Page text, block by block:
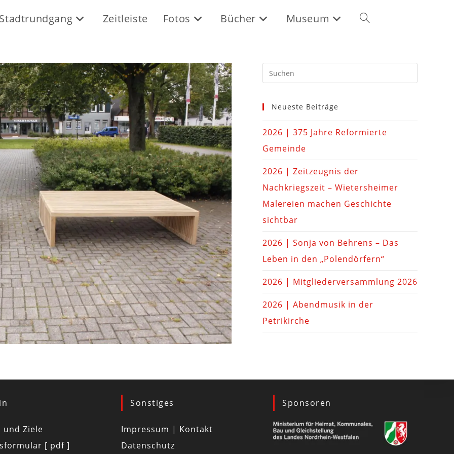
Zeitleiste Fotos Bücher Museum
Neueste Beiträge
2026 | 375 Jahre Reformierte
Gemeinde
2026 | Zeitzeugnis der
Nachkriegszeit – Wietersheimer
Malereien machen Geschichte
sichtbar
2026 | Sonja von Behrens – Das
Leben in den „Polendörfern“
2026 | Mitgliederversammlung 2026
2026 | Abendmusik in der
Petrikirche
und Ziele
[ pdf ]
Sonstiges
Impressum | Kontakt
Datenschutz
Sponsoren